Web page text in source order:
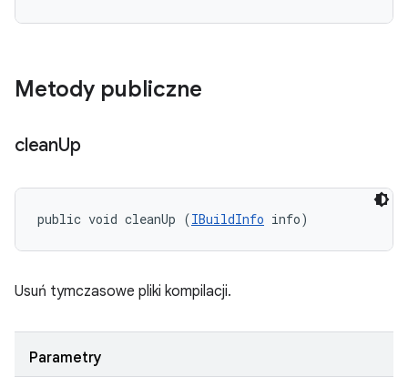
Metody publiczne
cleanUp
public void cleanUp (IBuildInfo info)
Usuń tymczasowe pliki kompilacji.
Parametry